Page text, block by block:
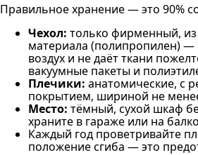
Правильное хранение — это 90%
Чехол: только фирменный, из
материала (полипропилен) —
воздух и не даёт ткани
вакуумные пакеты и
Плечики: анатомические, с
покрытием, шириной не
Место: тёмный, сухой шкаф
храните в гараже или на
Каждый год проветривайте
положение сгиба — это